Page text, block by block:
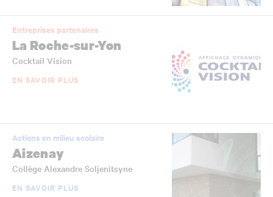
Entreprises partenaires
La Roche-sur-Yon
Cocktail Vision
EN SAVOIR PLUS
Actions en milieu scolaire
Aizenay
Collège Alexandre Soljenitsyne
EN SAVOIR PLUS